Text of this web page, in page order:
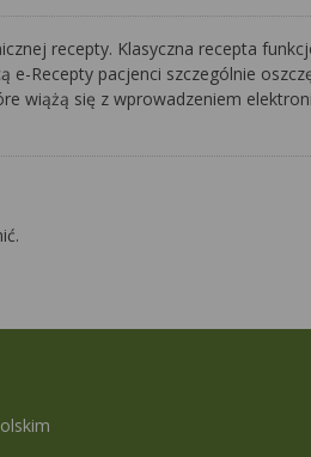
recepty. Klasyczna recepta
Recepty pacjenci szczególnie
wiążą się z wprowadzeniem